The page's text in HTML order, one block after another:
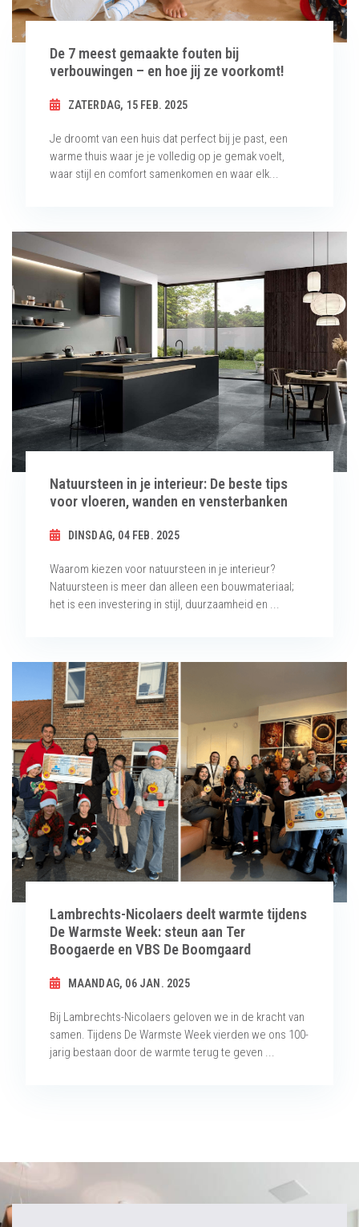
De 7 meest gemaakte fouten bij
verbouwingen – en hoe jij ze voorkomt!
ZATERDAG, 15 FEB. 2025
Je droomt van een huis dat perfect bij je past, een
warme thuis waar je je volledig op je gemak voelt,
waar stijl en comfort samenkomen en waar elk...
Natuursteen in je interieur: De beste tips
voor vloeren, wanden en vensterbanken
DINSDAG, 04 FEB. 2025
Waarom kiezen voor natuursteen in je interieur?
Natuursteen is meer dan alleen een bouwmateriaal;
het is een investering in stijl, duurzaamheid en ...
Lambrechts-Nicolaers deelt warmte tijdens
De Warmste Week: steun aan Ter
Boogaerde en VBS De Boomgaard
MAANDAG, 06 JAN. 2025
Bij Lambrechts-Nicolaers geloven we in de kracht van
samen. Tijdens De Warmste Week vierden we ons 100-
jarig bestaan door de warmte terug te geven ...